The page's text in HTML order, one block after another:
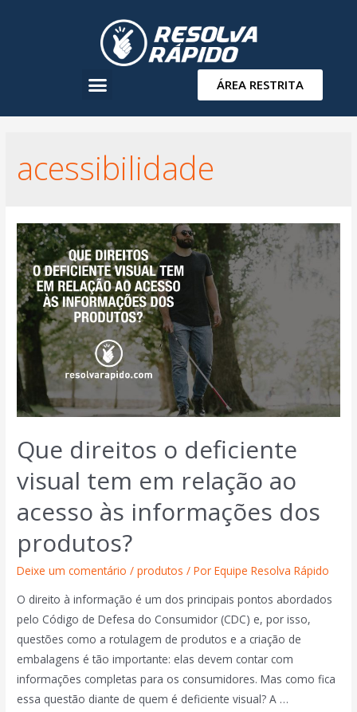
ÁREA RESTRITA
acessibilidade
Que direitos o deficiente
visual tem em relação ao
acesso às informações dos
produtos?
Deixe um comentário /produtos / PorEquipe Resolva Rápido
O direito à informação é um dos principais pontos abordados
pelo Código de Defesa do Consumidor (CDC) e, por isso,
questões como a rotulagem de produtos e a criação de
embalagens é tão importante: elas devem contar com
informações completas para os consumidores. Mas como fica
essa questão diante de quem é deficiente visual? A …